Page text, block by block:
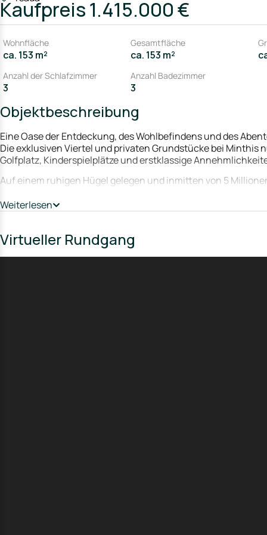
Kaufpreis1.415.000 €
Wohnfläche
ca. 153 m²
Gesamtfläche
ca. 153 m²
Anzahl der Schlafzimmer
3
Anzahl Badezimmer
3
Objektbeschreibung
Eine Oase der Entdeckung, des Wohlbefindens und des
Die exklusiven Viertel und privaten Grundstücke bei Minthis
Golfplatz, Kinderspielplätze und erstklassige
Auf einem ruhigen Hügel gelegen und inmitten von 5
Die wegweisende Architektur, inspiriert von lokalen
Hochwertiges Design, das ein starkes Gemeinschaftsgefühl
Bestandteil der gemeinsamen Vision zwischen dem
Architekten von Woods Bagot.
Weiterlesen
Virtueller Rundgang